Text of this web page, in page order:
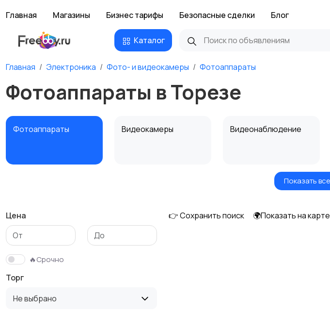
Главная Магазины Бизнес тарифы Безопасные сделки Блог
Каталог
Главная Электроника Фото- и видеокамеры Фотоаппараты
Фотоаппараты в Торезе
Фотоаппараты Видеокамеры Видеонаблюдение
Показать
Цена
🔥Срочно
Торг
Не выбрано
👉 Сохранить поиск 🌍Показать на карте